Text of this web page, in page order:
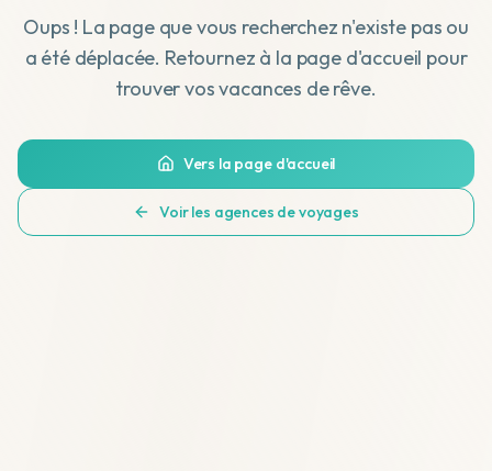
Oups ! La page que vous recherchez n'existe pas ou
a été déplacée. Retournez à la page d'accueil pour
trouver vos vacances de rêve.
Vers la page d'accueil
Voir les agences de voyages